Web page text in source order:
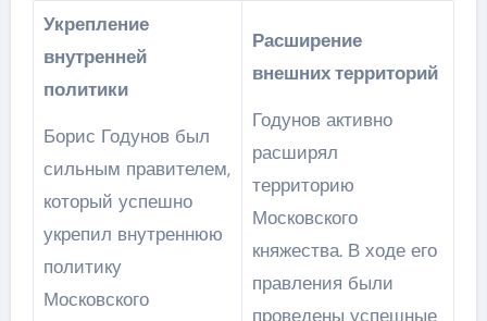
Укрепление
внутренней
политики
Борис Годунов был
сильным правителем,
который успешно
укрепил внутреннюю
политику
Московского
Расширение
внешних территорий
Годунов активно
расширял
территорию
Московского
княжества. В ходе его
правления были
проведены успешные